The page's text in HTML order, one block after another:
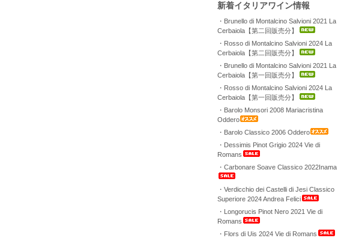
新着イタリアワイン情報
・Brunello di Montalcino Salvioni 2021 La
Cerbaiola【第二回販売分】
・Rosso di Montalcino Salvioni 2024 La
Cerbaiola【第二回販売分】
・Brunello di Montalcino Salvioni 2021 La
Cerbaiola【第一回販売分】
・Rosso di Montalcino Salvioni 2024 La
Cerbaiola【第一回販売分】
・Barolo Monsori 2008 Mariacristina
Oddero
・Barolo Classico 2006 Oddero
・Dessimis Pinot Grigio 2024 Vie di
Romans
・Carbonare Soave Classico 2022Inama
・Verdicchio dei Castelli di Jesi Classico
Superiore 2024 Andrea Felici
・Longorucis Pinot Nero 2021 Vie di
Romans
・Flors di Uis 2024 Vie di Romans